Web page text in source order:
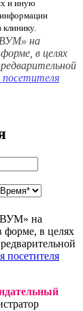
и иную
клинику.
на
в целях
посетителя
на
форме, в целях
посетителя